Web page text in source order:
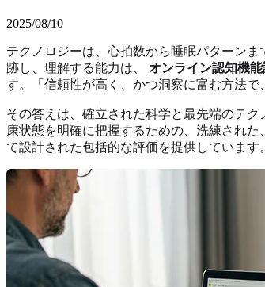
2025/08/10
テクノロジーは、心拍数から睡眠パターン
跡し、理解する能力は、 オンライン認知機
す。「信頼性が高く、かつ洞察に富む方法で
その答えは、確立された科学と最先端のテ
康状態を明確に把握するための、洗練され
て設計された包括的な評価を提供しています